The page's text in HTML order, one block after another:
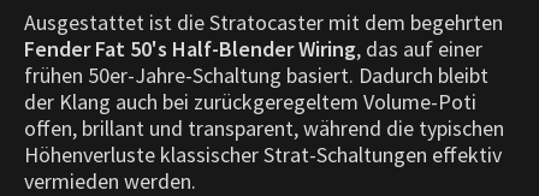
Ausgestattet ist die Stratocaster mit dem begehrten
Fender Fat 50's Half-Blender Wiring, das auf einer
frühen 50er-Jahre-Schaltung basiert. Dadurch bleibt
der Klang auch bei zurückgeregeltem Volume-Poti
offen, brillant und transparent, während die typischen
Höhenverluste klassischer Strat-Schaltungen effektiv
vermieden werden.